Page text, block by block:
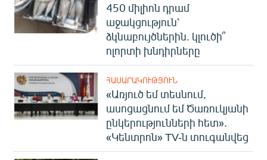
450 միլիոն դրամ
աջակցություն՝
ձկնաբույծներին. կլուծի՞
ոլորտի խնդիրները
ՀԱՍԱՐԱԿՈՒԹՅՈՒՆ
«Առյուծ եմ տեսնում,
ասոցացնում եմ Ծառուկյանի
ընկերությունների հետ».
«Կենտրոն» TV-ն տուգանվեց